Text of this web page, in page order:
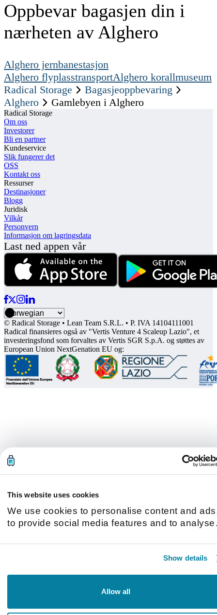
This website uses cookies
We use cookies to personalise content and
to provide social media features and to analyse
use of our site with our social media,
and analytics partners who may combine it with
Show details
Allow all
Oppbevar bagasjen din i
nærheten av Alghero
Alghero jernbanestasjon
Alghero flyplasstransportAlghero korallmuseum
Radical Storage
Bagasjeoppbevaring
Alghero
Gamlebyen i Alghero
Radical Storage
Om oss
Investorer
Bli en partner
Kundeservice
Slik fungerer det
OSS
Kontakt oss
Ressurser
Destinasjoner
Blogg
Juridisk
Vilkår
Personvern
Informasjon om lagringsdata
Last ned appen vår
© Radical Storage • Lean Team S.R.L. • P. IVA 14104111001
Radical finansieres også av "Vertis Venture 4 Scaleup Lazio", et
investeringsfond som forvaltes av Vertis SGR S.p.A. og støttes av
European Union NextGenation EU og: